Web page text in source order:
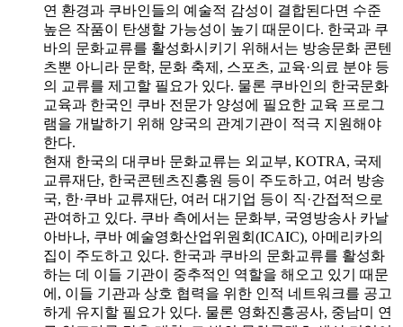
연 환경과 쿠바인들의 예술적 감성이 결합된다면 수준
높은 작품이 탄생할 가능성이 높기 때문이다. 한국과 쿠
바의 문화교류를 활성화시키기 위해서는 방송문화 콘텐
츠뿐 아니라 문학, 문화 축제, 스포츠, 교육·의료 분야 등
의 교류를 제고할 필요가 있다. 물론 쿠바인의 한국문화
교육과 한국인 쿠바 전문가 양성에 필요한 교육 프로그
램을 개발하기 위해 양국의 관계기관이 적극 지원해야
한다.
현재 한국의 대쿠바 문화교류는 외교부, KOTRA, 국제
교류재단, 한국콘텐츠진흥원 등이 주도하고, 여러 방송
국, 한·쿠바 교류재단, 여러 대기업 등이 직·간접적으로
관여하고 있다. 쿠바 측에서는 문화부, 국영방송사 카날
아바나, 쿠바 예술영화산업위원회(ICAIC), 아메리카의
집이 주도하고 있다. 한국과 쿠바의 문화교류를 활성화
하는 데 이들 기관이 중추적인 역할을 해오고 있기 때문
에, 이들 기관과 상호 협력을 위한 인적 네트워크를 공고
하게 유지할 필요가 있다. 물론 영화진흥공사, 중남미 연